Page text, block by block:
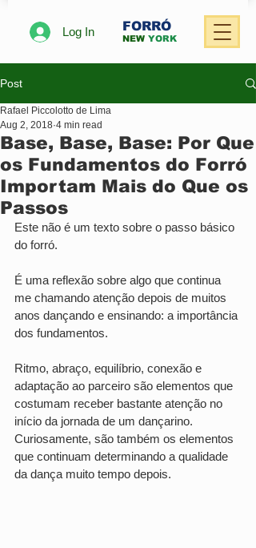
Log In FORRÓ
NEW YORK
Post
Base, Base, Base: Por Que
os Fundamentos do Forró
Importam Mais do Que os
Passos
Rafael Piccolotto de Lima
Aug 2, 2018 4 min read
Este não é um texto sobre o passo básico
do forró.
É uma reflexão sobre algo que continua
me chamando atenção depois de muitos
anos dançando e ensinando: a importância
dos fundamentos.
Ritmo, abraço, equilíbrio, conexão e
adaptação ao parceiro são elementos que
costumam receber bastante atenção no
início da jornada de um dançarino.
Curiosamente, são também os elementos
que continuam determinando a qualidade
da dança muito tempo depois.